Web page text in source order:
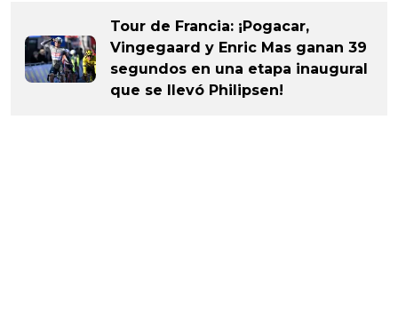
Tour de Francia: ¡Pogacar,
Vingegaard y Enric Mas ganan 39
segundos en una etapa inaugural
que se llevó Philipsen!